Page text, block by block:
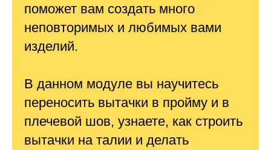
поможет вам создать много
неповторимых и любимых вами
изделий.
В данном модуле вы научитесь
переносить вытачки в пройму и в
плечевой шов, узнаете, как строить
вытачки на талии и делать